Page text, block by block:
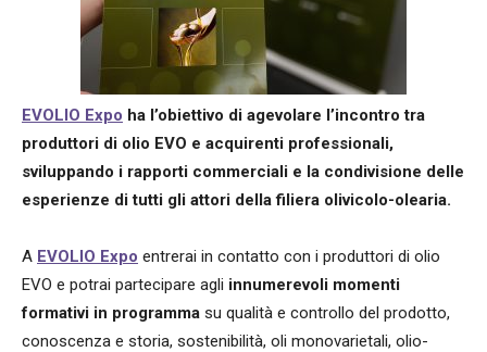
EVOLIO Expo ha l’obiettivo di agevolare l’incontro tra
produttori di olio EVO e acquirenti professionali,
sviluppando i rapporti commerciali e la condivisione delle
esperienze ditutti gli attori della filiera olivicolo-olearia.
A EVOLIO Expo entrerai in contatto con i produttori di olio
EVO e potrai partecipare agli innumerevoli momenti
formativi in programma su qualità e controllo del prodotto,
conoscenza e storia, sostenibilità, oli monovarietali, olio-